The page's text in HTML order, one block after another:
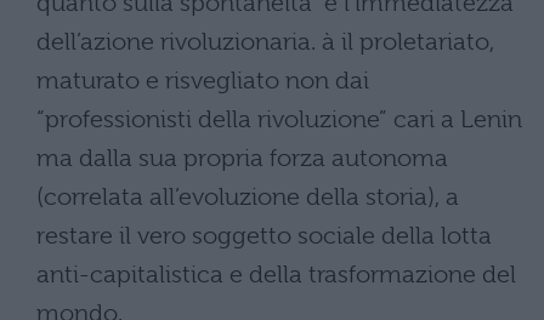
dell’azione rivoluzionaria. à il proletariato,
maturato e risvegliato non dai
“professionisti della rivoluzione” cari a Lenin
ma dalla sua propria forza autonoma
(correlata all’evoluzione della storia), a
restare il vero soggetto sociale della lotta
anti-capitalistica e della trasformazione del
mondo.